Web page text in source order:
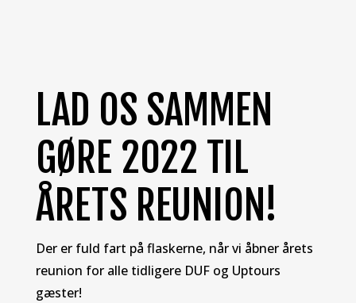
LAD OS SAMMEN
GØRE 2022 TIL
ÅRETS REUNION!
Der er fuld fart på flaskerne, når vi åbner årets
reunion for alle tidligere DUF og Uptours
gæster!